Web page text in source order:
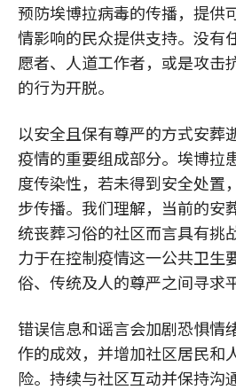
预防埃博拉病毒的传播，提供
情影响的民众提供支持。没有
愿者、人道工作者，或是攻击
的行为开脱。
以安全且保有尊严的方式安葬
疫情的重要组成部分。埃博拉
度传染性，若未得到安全处置
步传播。我们理解，当前的安
统丧葬习俗的社区而言具有挑
力于在控制疫情这一公共卫生
俗、传统及人的尊严之间寻求
错误信息和谣言会加剧恐惧情
作的成效，并增加社区居民和
险。持续与社区互动并保持沟